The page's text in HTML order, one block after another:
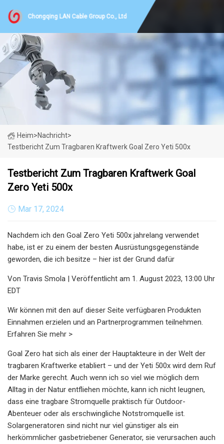
Chongqing LAN Cable Group Co., Ltd
Heim>Nachricht>
Testbericht Zum Tragbaren Kraftwerk Goal Zero Yeti 500x
Testbericht Zum Tragbaren Kraftwerk Goal
Zero Yeti 500x
Mar 17, 2024
Nachdem ich den Goal Zero Yeti 500x jahrelang verwendet
habe, ist er zu einem der besten Ausrüstungsgegenstände
geworden, die ich besitze – hier ist der Grund dafür
Von Travis Smola | Veröffentlicht am 1. August 2023, 13:00 Uhr
EDT
Wir können mit den auf dieser Seite verfügbaren Produkten
Einnahmen erzielen und an Partnerprogrammen teilnehmen.
Erfahren Sie mehr >
Goal Zero hat sich als einer der Hauptakteure in der Welt der
tragbaren Kraftwerke etabliert – und der Yeti 500x wird dem Ruf
der Marke gerecht. Auch wenn ich so viel wie möglich dem
Alltag in der Natur entfliehen möchte, kann ich nicht leugnen,
dass eine tragbare Stromquelle praktisch für Outdoor-
Abenteuer oder als erschwingliche Notstromquelle ist.
Solargeneratoren sind nicht nur viel günstiger als ein
herkömmlicher gasbetriebener Generator, sie verursachen auch